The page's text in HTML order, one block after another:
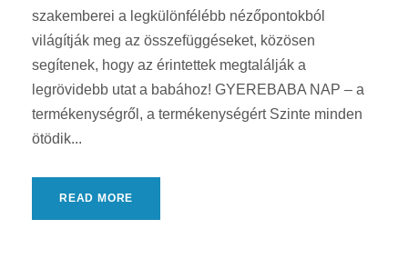
szakemberei a legkülönfélébb nézőpontokból
világítják meg az összefüggéseket, közösen
segítenek, hogy az érintettek megtalálják a
legrövidebb utat a babához! GYEREBABA NAP – a
termékenységről, a termékenységért Szinte minden
ötödik...
READ MORE